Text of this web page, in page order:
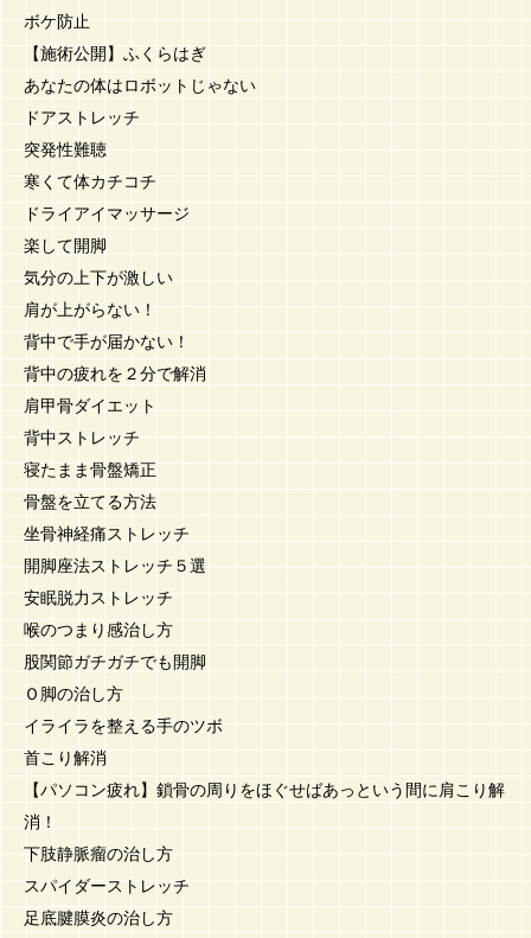
ボケ防止
【施術公開】ふくらはぎ
あなたの体はロボットじゃない
ドアストレッチ
突発性難聴
寒くて体カチコチ
ドライアイマッサージ
楽して開脚
気分の上下が激しい
肩が上がらない！
背中で手が届かない！
背中の疲れを２分で解消
肩甲骨ダイエット
背中ストレッチ
寝たまま骨盤矯正
骨盤を立てる方法
坐骨神経痛ストレッチ
開脚座法ストレッチ５選
安眠脱力ストレッチ
喉のつまり感治し方
股関節ガチガチでも開脚
Ｏ脚の治し方
イライラを整える手のツボ
首こり解消
【パソコン疲れ】鎖骨の周りをほぐせばあっという間に肩こり解
消！
下肢静脈瘤の治し方
スパイダーストレッチ
足底腱膜炎の治し方